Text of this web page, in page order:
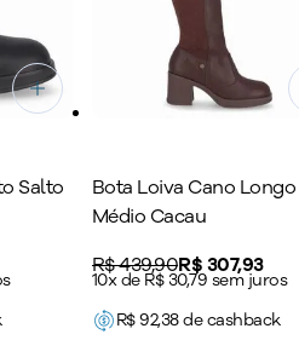
Salto
Bota Loiva Cano
Médio Cacau
Original price:
R$ 439,90Price:
R$ 307,93
10x de R$ 30,79 sem juros
R$92,38de cashback